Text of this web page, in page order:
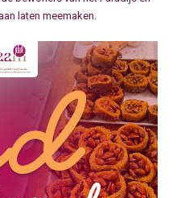
laten meemaken.